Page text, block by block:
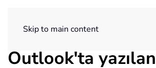
Skip to main content
Outlook'ta